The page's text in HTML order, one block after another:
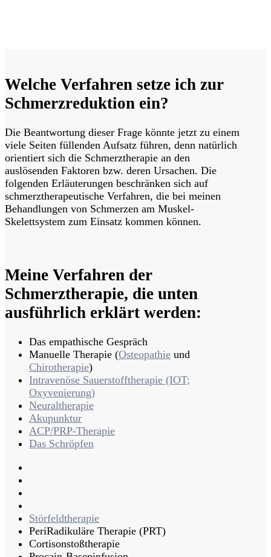
Welche Verfahren setze ich zur
Schmerzreduktion ein?
Die Beantwortung dieser Frage könnte jetzt zu einem
viele Seiten füllenden Aufsatz führen, denn natürlich
orientiert sich die Schmerztherapie an den
auslösenden Faktoren bzw. deren Ursachen. Die
folgenden Erläuterungen beschränken sich auf
schmerztherapeutische Verfahren, die bei meinen
Behandlungen von Schmerzen am Muskel-
Skelettsystem zum Einsatz kommen können.
Meine Verfahren der
Schmerztherapie, die unten
ausführlich erklärt werden:
Das empathische Gespräch
Manuelle Therapie (Osteopathie und
Chirotherapie)
Intravenöse Sauerstofftherapie (IOT;
Oxyvenierung)
Neuraltherapie
Akupunktur
ACP/PRP-Therapie
Das Schröpfen
Störfeldtherapie
PeriRadikuläre Therapie (PRT)
Cortisonstoßtherapie